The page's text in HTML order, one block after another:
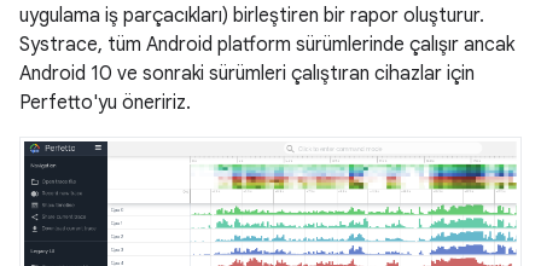
uygulama iş parçacıkları) birleştiren bir rapor oluşturur.
Systrace, tüm Android platform sürümlerinde çalışır ancak
Android 10 ve sonraki sürümleri çalıştıran cihazlar için
Perfetto'yu öneririz.